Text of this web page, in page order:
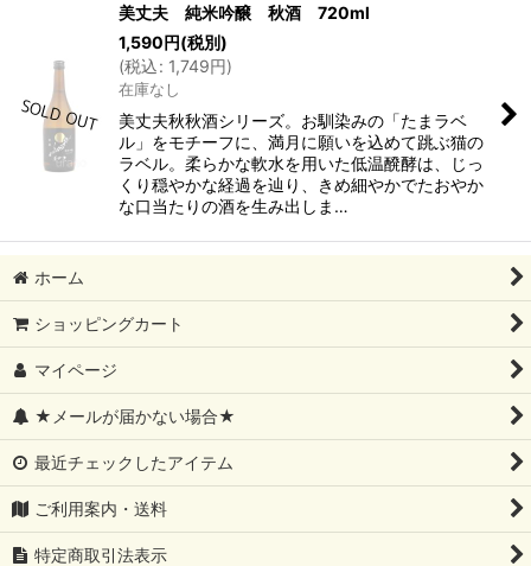
美丈夫 純米吟醸 秋酒 720ml
1,590円(税別)
(税込: 1,749円)
在庫なし
美丈夫秋秋酒シリーズ。お馴染みの「たまラベ
ル」をモチーフに、満月に願いを込めて跳ぶ猫の
ラベル。柔らかな軟水を用いた低温醗酵は、じっ
くり穏やかな経過を辿り、きめ細やかでたおやか
な口当たりの酒を生み出しま…
ホーム
ショッピングカート
マイページ
★メールが届かない場合★
最近チェックしたアイテム
ご利用案内・送料
特定商取引法表示